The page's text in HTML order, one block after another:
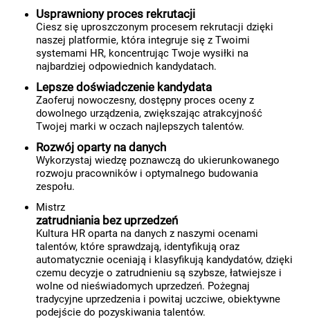
Usprawniony proces rekrutacji
Ciesz się uproszczonym procesem rekrutacji dzięki
naszej platformie, która integruje się z Twoimi
systemami HR, koncentrując Twoje wysiłki na
najbardziej odpowiednich kandydatach.
Lepsze doświadczenie kandydata
Zaoferuj nowoczesny, dostępny proces oceny z
dowolnego urządzenia, zwiększając atrakcyjność
Twojej marki w oczach najlepszych talentów.
Rozwój oparty na danych
Wykorzystaj wiedzę poznawczą do ukierunkowanego
rozwoju pracowników i optymalnego budowania
zespołu.
Mistrz
zatrudniania bez uprzedzeń
Kultura HR oparta na danych z naszymi ocenami
talentów, które sprawdzają, identyfikują oraz
automatycznie oceniają i klasyfikują kandydatów, dzięki
czemu decyzje o zatrudnieniu są szybsze, łatwiejsze i
wolne od nieświadomych uprzedzeń. Pożegnaj
tradycyjne uprzedzenia i powitaj uczciwe, obiektywne
podejście do pozyskiwania talentów.